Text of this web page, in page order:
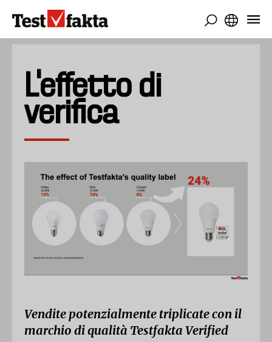
contenuto
L'effetto di
verifica
Vendite potenzialmente triplicate con il
marchio di qualità Testfakta Verified